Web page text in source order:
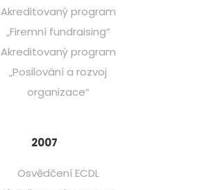
Akreditovaný program
„Firemní fundraising“
Akreditovaný program
„Posilování a rozvoj
organizace“
2007
Osvědčení ECDL